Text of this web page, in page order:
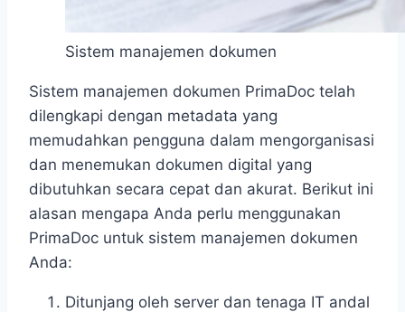
Sistem manajemen dokumen
Sistem manajemen dokumen PrimaDoc telah
dilengkapi dengan metadata yang
memudahkan pengguna dalam mengorganisasi
dan menemukan dokumen digital yang
dibutuhkan secara cepat dan akurat. Berikut ini
alasan mengapa Anda perlu menggunakan
PrimaDoc untuk sistem manajemen dokumen
Anda:
Ditunjang oleh server dan tenaga IT andal